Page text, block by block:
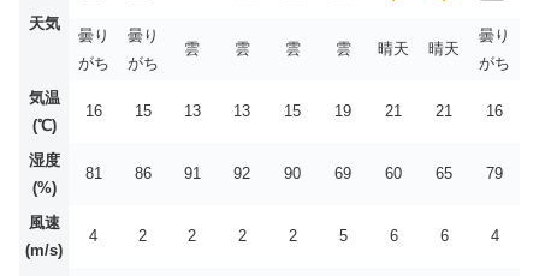
天気
曇り
がち
曇り
がち
雲 雲 雲 雲 晴天 晴天
曇り
がち
気温
(℃)
16 15 13 13 15 19 21 21 16
湿度
(%)
81 86 91 92 90 69 60 65 79
風速
(m/s)
4 2 2 2 2 5 6 6 4